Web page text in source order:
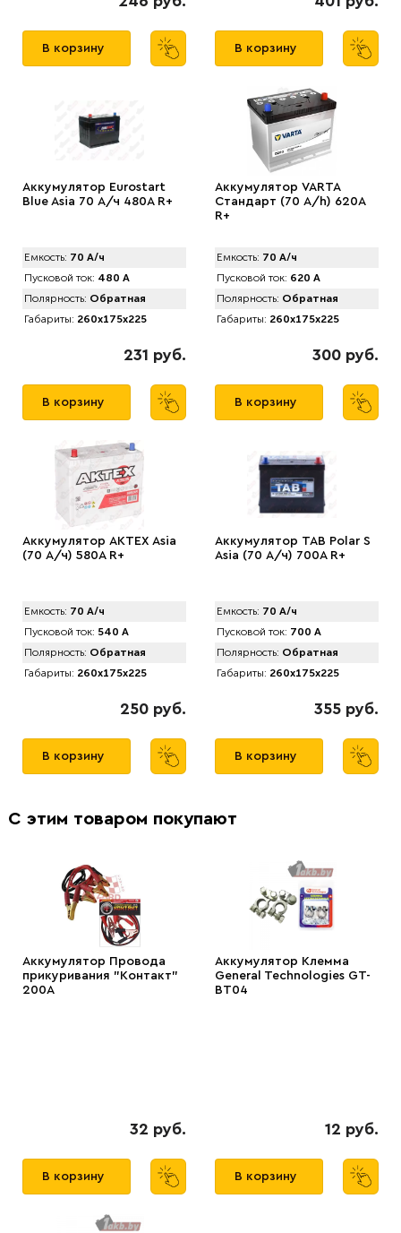
В корзину В корзину
Аккумулятор Eurostart
Blue Asia 70 А/ч 480A R+
Емкость: 70 А/ч
Пусковой ток: 480 А
Полярность: Обратная
Габариты: 260x175x225
231 руб.
В корзину
Аккумулятор VARTA
Стандарт (70 А/h) 620А
R+
Емкость: 70 А/ч
Пусковой ток: 620 А
Полярность: Обратная
Габариты: 260x175x225
300 руб.
В корзину
Аккумулятор AKTEX Asia
(70 А/ч) 580A R+
Емкость: 70 А/ч
Пусковой ток: 540 А
Полярность: Обратная
Габариты: 260x175x225
250 руб.
В корзину
Аккумулятор TAB Polar S
Asia (70 А/ч) 700А R+
Емкость: 70 А/ч
Пусковой ток: 700 А
Полярность: Обратная
Габариты: 260x175x225
355 руб.
В корзину
С этим товаром покупают
Аккумулятор Провода
прикуривания "Контакт"
200А
32 руб.
В корзину
Аккумулятор Клемма
General Technologies GT-
BT04
12 руб.
В корзину